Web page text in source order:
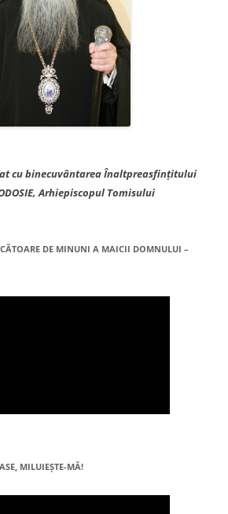
cu binecuvântarea Înaltpreasfințitului
Arhiepiscopul Tomisului
DE MINUNI A MAICII DOMNULUI –
MILUIEŞTE-MĂ!